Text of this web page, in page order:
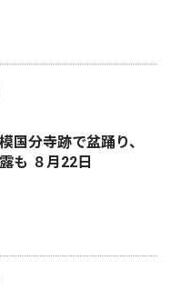
国分寺跡で盆踊り、
も ８月22日